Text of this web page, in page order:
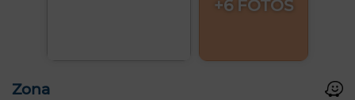
+6 FOTOS
Zona